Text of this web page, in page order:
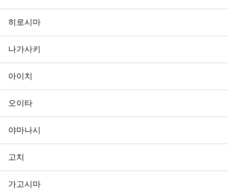
히로시마
나가사키
아이치
오이타
야마나시
고치
가고시마